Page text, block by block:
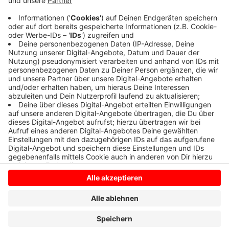
Das Ganze ging glimpflich aus. Die Feuerwehr zog das
Essen vom Herd und lüftete durch. Niemand wurde
verletzt.
Anzeige
Anzeige